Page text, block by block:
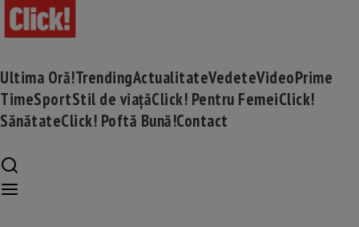
Ultima Oră!TrendingActualitateVedeteVideoPrime
TimeSportStil de viațăClick! Pentru FemeiClick!
SănătateClick! Poftă Bună!Contact